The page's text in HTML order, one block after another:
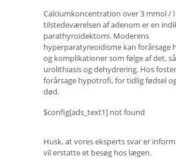
Calciumkoncentration over 3 mmol /
tilstedeværelsen af ​​adenom er en
parathyroidektomi. Moderens
hyperparatyreoidisme kan forårsage
og komplikationer som følge af det,
urolithiasis og dehydrering. Hos
forårsage hypotrofi, for tidlig fødsel
død.
$config[ads_text1] not found
Husk, at vores eksperts svar er
vil erstatte et besøg hos lægen.